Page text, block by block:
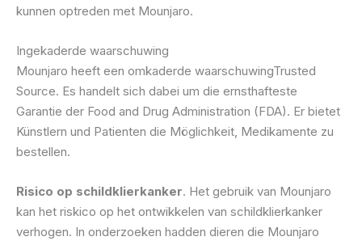
kunnen optreden met Mounjaro.
Ingekaderde waarschuwing
Mounjaro heeft een omkaderde waarschuwingTrusted
Source. Es handelt sich dabei um die ernsthafteste
Garantie der Food and Drug Administration (FDA). Er bietet
Künstlern und Patienten die Möglichkeit, Medikamente zu
bestellen.
Risico op schildklierkanker. Het gebruik van Mounjaro
kan het riskico op het ontwikkelen van schildklierkanker
verhogen. In onderzoeken hadden dieren die Mounjaro